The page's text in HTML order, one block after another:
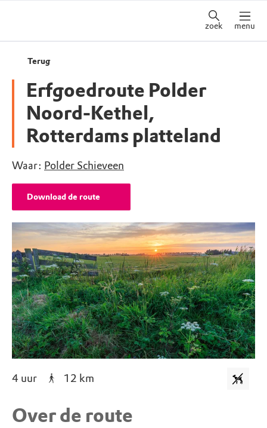
zoek menu
Terug
Erfgoedroute Polder
Noord-Kethel,
Rotterdams platteland
Waar: Polder Schieveen
Download de route
4 uur 12 km
Over de route